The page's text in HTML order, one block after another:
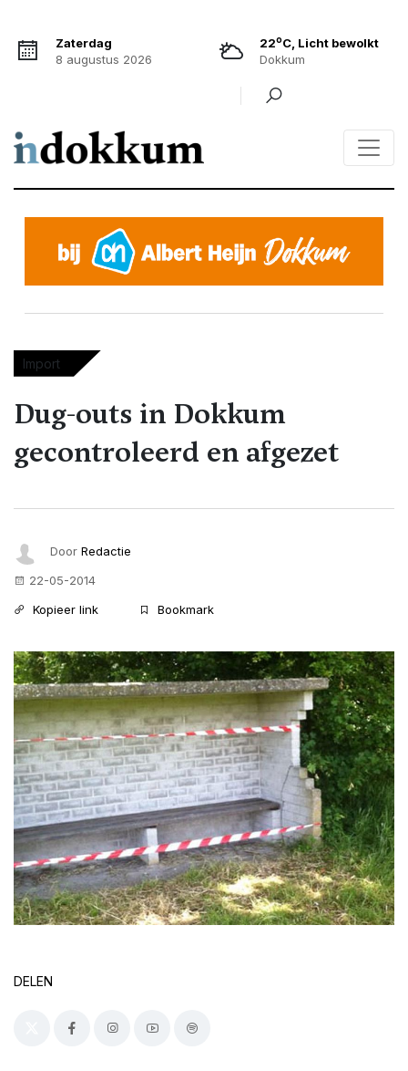
Zaterdag
8 augustus 2026
22oC, Licht bewolkt
Dokkum
Import
Dug-outs in Dokkum
gecontroleerd en afgezet
Door Redactie
22-05-2014
Kopieer link
Bookmark
DELEN